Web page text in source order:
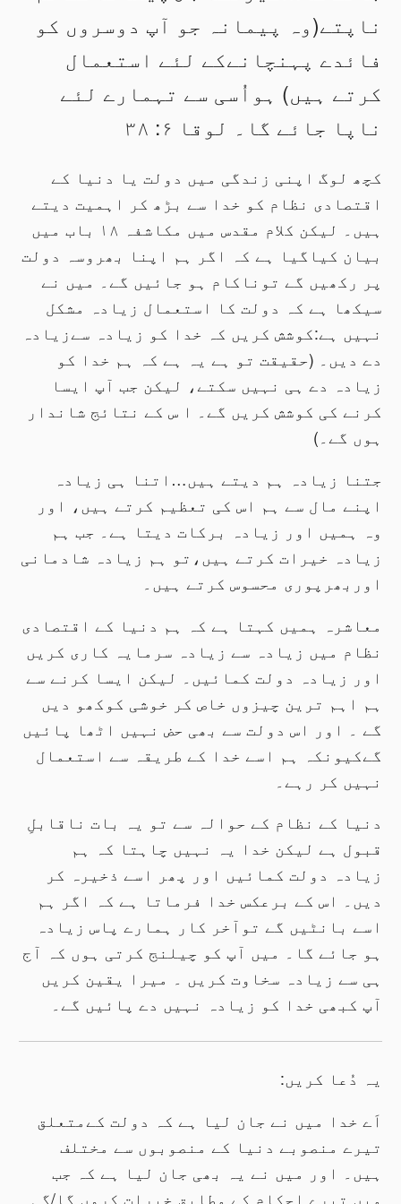
ناپتے(وہ پیمانہ جو آپ دوسروں کو
فائدے پہنچانےکے لئے استعمال
کرتے ہیں) ہواُسی سے تہمارے لئے
ناپا جائے گا۔ لوقا ۶: ۳۸
کچھ لوگ اپنی زندگی میں دولت یا دنیا کے
اقتصادی نظام کو خدا سے بڑھ کر اہمیت دیتے
ہیں۔ لیکن کلام مقدس میں مکاشفہ ۱۸ باب میں
بیان کیاگیا ہے کہ اگر ہم اپنا بھروسہ دولت
پر رکھیں گے توناکام ہو جائیں گے۔ میں نے
سیکھا ہے کہ دولت کا استعمال زیادہ مشکل
نہیں ہے:کوشش کریں کہ خدا کو زیادہ سےزیادہ
دے دیں۔ (حقیقت تو ہے یہ ہے کہ ہم خدا کو
زیادہ دے ہی نہیں سکتے، لیکن جب آپ ایسا
کرنے کی کوشش کریں گے۔ ا س کے نتائج شاندار
ہوں گے۔)
جتنا زیادہ ہم دیتے ہیں…اتنا ہی زیادہ
اپنے مال سے ہم اس کی تعظیم کرتے ہیں، اور
وہ ہمیں اور زیادہ برکات دیتا ہے۔ جب ہم
زیادہ خیرات کرتے ہیں،تو ہم زیادہ شادمانی
اوربھرپوری محسوس کرتے ہیں۔
معاشرہ ہمیں کہتا ہے کہ ہم دنیا کے اقتصادی
نظام میں زیادہ سے زیادہ سرمایہ کاری کریں
اور زیادہ دولت کمائیں۔ لیکن ایسا کرنے سے
ہم اہم ترین چیزوں خاص کر خوشی کوکھو دیں
گے ۔ اور اس دولت سے بھی حض نہیں اٹھا پائیں
گےکیونکہ ہم اسے خدا کے طریقہ سے استعمال
نہیں کر رہے۔
دنیا کے نظام کے حوالہ سے تو یہ بات ناقابلِ
قبول ہے لیکن خدا یہ نہیں چاہتا کہ ہم
زیادہ دولت کمائیں اور پھر اسے ذخیرہ کر
دیں۔ اس کے برعکس خدا فرماتا ہے کہ اگر ہم
اسے بانٹیں گے توآخر کار ہمارے پاس زیادہ
ہو جائے گا۔ میں آپ کو چیلنج کرتی ہوں کہ آج
ہی سے زیادہ سخاوت کریں ۔ میرا یقین کریں
آپ کبھی خدا کو زیادہ نہیں دے پائیں گے۔
یہ دُعا کریں:
اَے خدا میں نے جان لیا ہے کہ دولت کےمتعلق
تیرے منصوبے دنیا کے منصوبوں سے مختلف
ہیں۔ اور میں نے یہ بھی جان لیا ہے کہ جب
میں تیرے احکام کے مطابق خیرات کروں گا/گی